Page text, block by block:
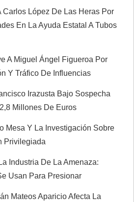
Carlos López De Las Heras Por
En La Ayuda Estatal A Tubos
A Miguel Ángel Figueroa Por
Y Tráfico De Influencias
Irazusta Bajo Sospecha
Millones De Euros
Mesa Y La Investigación Sobre
Privilegiada
Industria De La Amenaza:
Usan Para Presionar
Mateos Aparicio Afecta La